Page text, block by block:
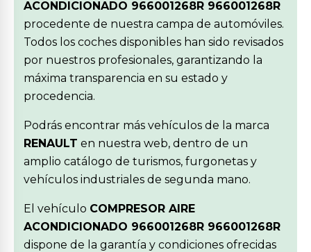
ACONDICIONADO 966001268R 966001268R
procedente de nuestra campa de automóviles.
Todos los coches disponibles han sido revisados
por nuestros profesionales, garantizando la
máxima transparencia en su estado y
procedencia.
Podrás encontrar más vehículos de la marca
RENAULT en nuestra web, dentro de un
amplio catálogo de turismos, furgonetas y
vehículos industriales de segunda mano.
El vehículo COMPRESOR AIRE
ACONDICIONADO 966001268R 966001268R
dispone de la garantía y condiciones ofrecidas